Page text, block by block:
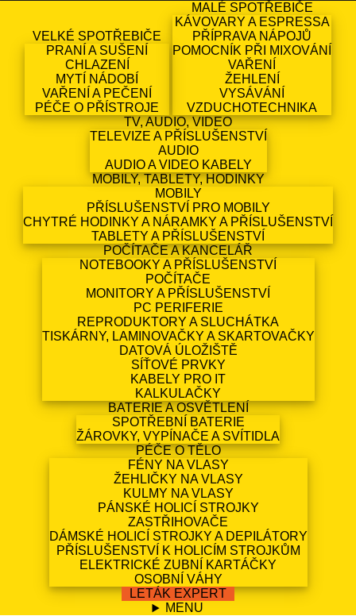
VELKÉ SPOTŘEBIČE
PRANÍ A SUŠENÍ
CHLAZENÍ
MYTÍ NÁDOBÍ
VAŘENÍ A PEČENÍ
PÉČE O PŘÍSTROJE
MALÉ SPOTŘEBIČE
KÁVOVARY A ESPRESSA
PŘÍPRAVA NÁPOJŮ
POMOCNÍK PŘI MIXOVÁNÍ
VAŘENÍ
ŽEHLENÍ
VYSÁVÁNÍ
VZDUCHOTECHNIKA
TV, AUDIO, VIDEO
TELEVIZE A PŘÍSLUŠENSTVÍ
AUDIO
AUDIO A VIDEO KABELY
MOBILY, TABLETY, HODINKY
MOBILY
PŘÍSLUŠENSTVÍ PRO MOBILY
CHYTRÉ HODINKY A NÁRAMKY A PŘÍSLUŠENSTVÍ
TABLETY A PŘÍSLUŠENSTVÍ
POČÍTAČE A KANCELÁŘ
NOTEBOOKY A PŘÍSLUŠENSTVÍ
POČÍTAČE
MONITORY A PŘÍSLUŠENSTVÍ
PC PERIFERIE
REPRODUKTORY A SLUCHÁTKA
TISKÁRNY, LAMINOVAČKY A SKARTOVAČKY
DATOVÁ ÚLOŽIŠTĚ
SÍŤOVÉ PRVKY
KABELY PRO IT
KALKULAČKY
BATERIE A OSVĚTLENÍ
SPOTŘEBNÍ BATERIE
ŽÁROVKY, VYPÍNAČE A SVÍTIDLA
PÉČE O TĚLO
FÉNY NA VLASY
ŽEHLIČKY NA VLASY
KULMY NA VLASY
PÁNSKÉ HOLICÍ STROJKY
ZASTŘIHOVAČE
DÁMSKÉ HOLICÍ STROJKY A DEPILÁTORY
PŘÍSLUŠENSTVÍ K HOLICÍM STROJKŮM
ELEKTRICKÉ ZUBNÍ KARTÁČKY
OSOBNÍ VÁHY
LETÁK EXPERT
MENU